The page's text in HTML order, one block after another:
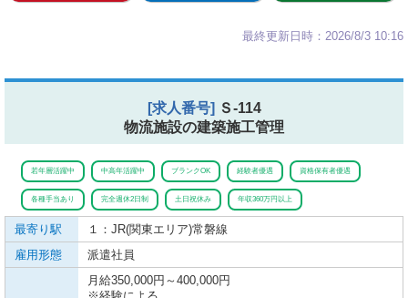
最終更新日時：2026/8/3 10:16
[求人番号] Ｓ-114
物流施設の建築施工管理
若年層活躍中 中高年活躍中 ブランクOK 経験者優遇 資格保有者優遇
各種手当あり 完全週休2日制 土日祝休み 年収360万円以上
最寄り駅 １：JR(関東エリア)常磐線
雇用形態
派遣社員
月給350,000円～400,000円